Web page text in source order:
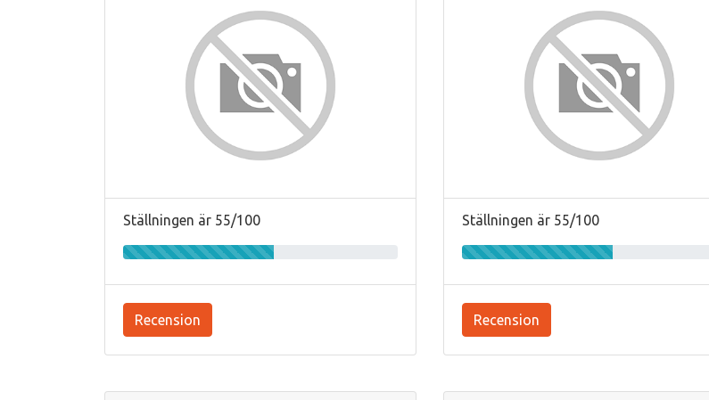
Ställningen är 55/100
Recension
Ställningen är 55/100
Recension